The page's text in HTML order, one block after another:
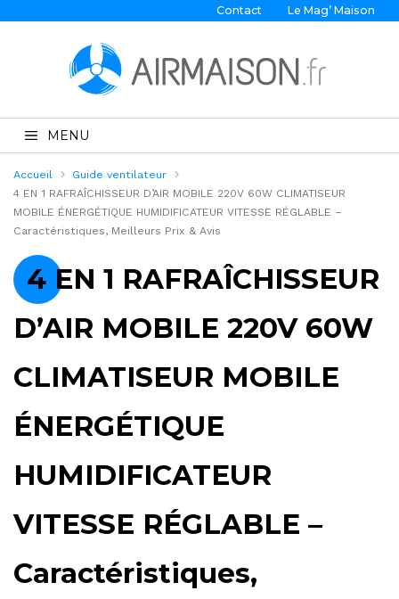
Contact Le Mag’ Maison
MENU
Accueil
Guide ventilateur
4 EN 1 RAFRAÎCHISSEUR D’AIR MOBILE 220V 60W CLIMATISEUR
MOBILE ÉNERGÉTIQUE HUMIDIFICATEUR VITESSE RÉGLABLE –
Caractéristiques, Meilleurs Prix & Avis
4 EN 1 RAFRAÎCHISSEUR
D’AIR MOBILE 220V 60W
CLIMATISEUR MOBILE
ÉNERGÉTIQUE
HUMIDIFICATEUR
VITESSE RÉGLABLE –
Caractéristiques,